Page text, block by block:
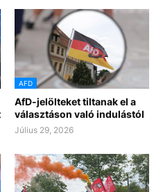
AFD
AfD-jelölteket tiltanak el a
választáson való indulástól
Július 29, 2026